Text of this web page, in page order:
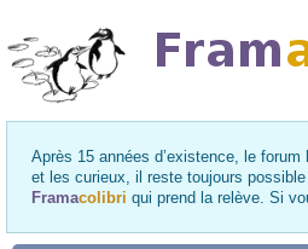
Après 15 années d’existence, le
et les curieux, il reste toujours
Framacolibri qui prend la relève. Si